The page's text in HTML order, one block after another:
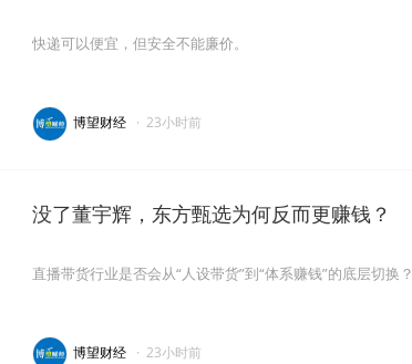
快递可以便宜，但安全不能廉价。
博望财经 · 23小时前
没了董宇辉，东方甄选为何反而更赚钱？
直播带货行业是否会从“人设带货”到“体系赚钱”的底层切换？
博望财经 · 23小时前